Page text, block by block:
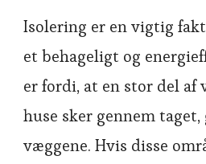
Isolering er en vigtig
et behageligt og
er fordi, at en stor del af
huse sker gennem
væggene. Hvis disse